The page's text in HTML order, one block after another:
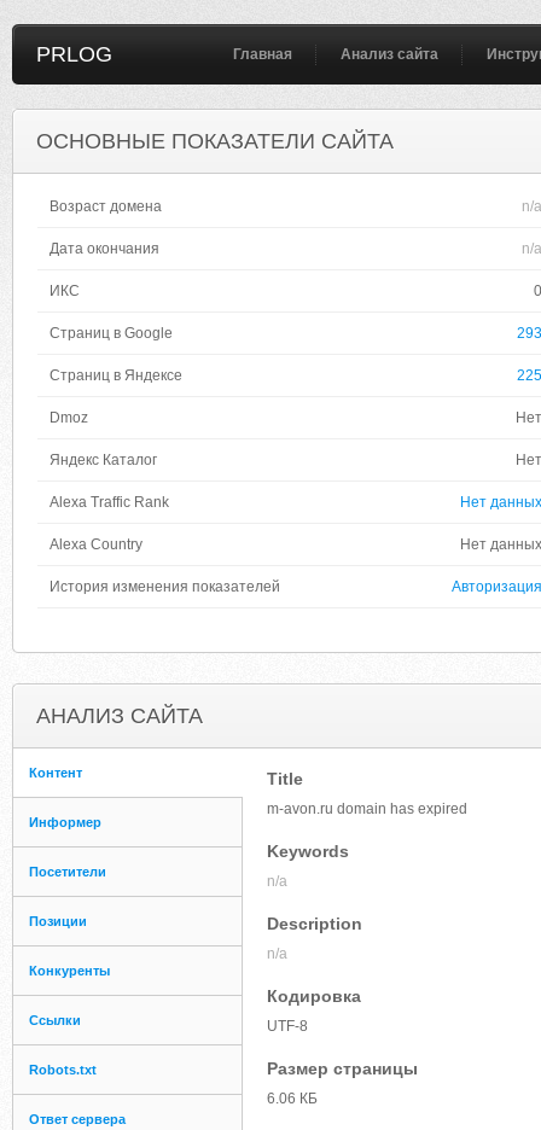
PRLOG Главная Анализ сайта
ОСНОВНЫЕ ПОКАЗАТЕЛИ САЙТА
Возраст домена n/a
Дата окончания n/a
ИКС 0
Страниц в Google 293
Страниц в Яндексе 225
Dmoz Нет
Яндекс Каталог Нет
Alexa Traffic Rank Нет данных
Alexa Country Нет данных
История изменения показателей Авторизация
АНАЛИЗ САЙТА
Контент
Информер
Посетители
Позиции
Конкуренты
Ссылки
Robots.txt
Ответ сервера
Title
m-avon.ru domain has expired
Keywords
n/a
Description
n/a
Кодировка
UTF-8
Размер страницы
6.06 КБ